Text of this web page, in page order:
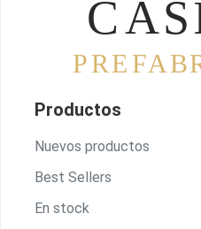
Productos
Nuevos productos
Best Sellers
En stock